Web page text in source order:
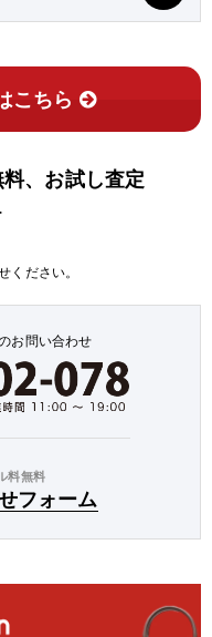
こちら
、お試し査定
ください。
お問い合わせ
料無料
フォーム